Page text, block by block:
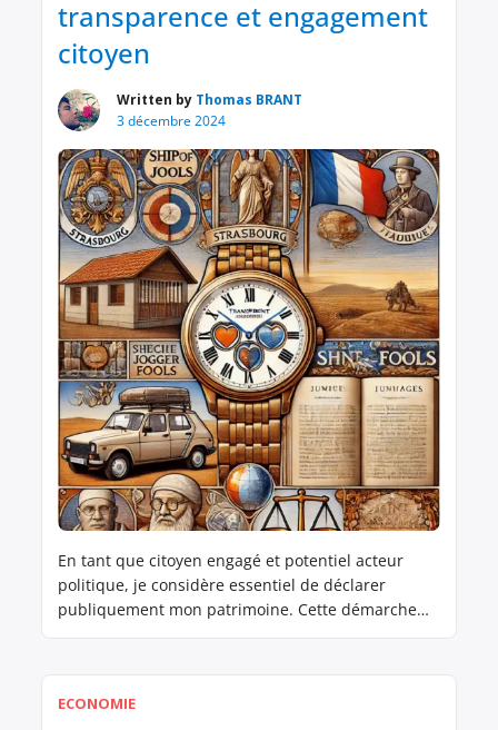
transparence et engagement
citoyen
Written by Thomas BRANT
3 décembre 2024
En tant que citoyen engagé et potentiel acteur
politique, je considère essentiel de déclarer
publiquement mon patrimoine. Cette démarche
Voici, en toute transparence, la description de
ECONOMIE